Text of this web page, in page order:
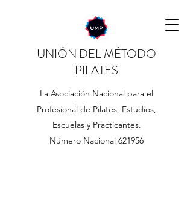
UNIÓN DEL MÉTODO
PILATES
La Asociación Nacional para el
Profesional de Pilates, Estudios,
Escuelas y Practicantes.
Número Nacional 621956